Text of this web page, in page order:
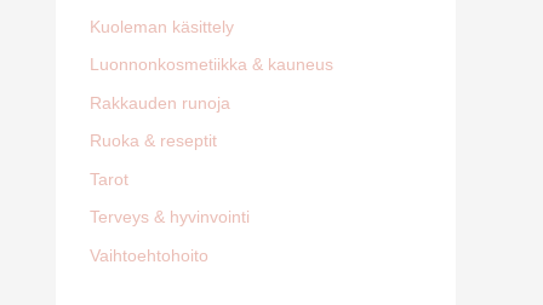
Kuoleman käsittely
Luonnonkosmetiikka & kauneus
Rakkauden runoja
Ruoka & reseptit
Tarot
Terveys & hyvinvointi
Vaihtoehtohoito